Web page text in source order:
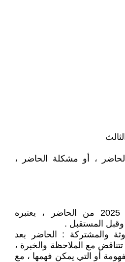
، أو مشكلة الحاضر ،
الموقف الثقافي الحالي 2025 من الحاضر ، يعتبره
وقبل المستقبل .
والمشتركة : الحاضر بعد
مع الملاحظة والخبرة ،
أو التي يمكن فهمها ، مع